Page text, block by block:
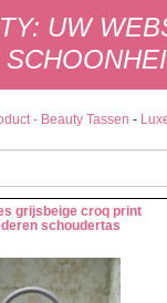
UW
- Beauty Tassen -
grijsbeige croq print
schoudertas